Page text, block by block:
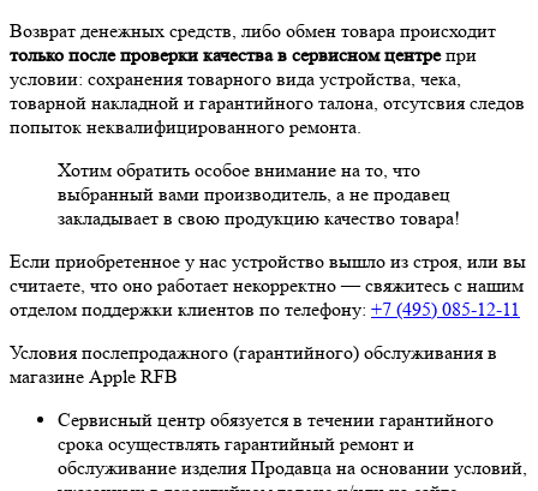
Возврат денежных средств, либо обмен товара происходит
только после проверки качества в сервисном центрепри
условии: сохранения товарного вида устройства, чека,
товарной накладной и гарантийного талона, отсутсвия следов
попыток неквалифицированного ремонта.
Хотим обратить особое внимание на то, что
выбранный вами производитель, а не продавец
закладывает в свою продукцию качество товара!
Если приобретенное у нас устройство вышло из строя, или вы
считаете, что оно работает некорректно — свяжитесь с нашим
отделом поддержки клиентов по телефону: +7 (495) 085-12-11
Условия послепродажного (гарантийного) обслуживания в
магазине Apple RFB
Сервисный центр обязуется в течении гарантийного
срока осуществлять гарантийный ремонт и
обслуживание изделия Продавца на основании условий,